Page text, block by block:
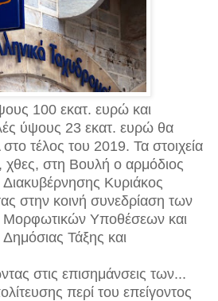
100 εκατ. ευρώ και
ύψους 23 εκατ. ευρώ θα
τέλος του 2019. Τα στοιχεία
χθες, στη Βουλή ο αρμόδιος
Κυριάκος
στην κοινή συνεδρίαση των
Υποθέσεων και
Τάξης και
στις επισημάνσεις των...
περί του επείγοντος